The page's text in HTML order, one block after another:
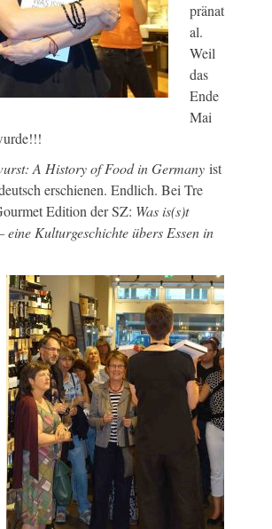
pränat
al.
Weil
das
Ende
Mai
A History of Food in Germany ist
erschienen. Endlich. Bei Tre
Edition der SZ: Was is(s)t
eine Kulturgeschichte übers Essen in